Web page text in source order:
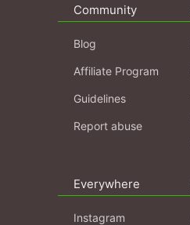
Community
Blog
Affiliate Program
Guidelines
Report abuse
Everywhere
Instagram